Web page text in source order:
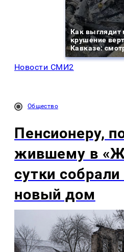
Как выглядит
крушение
Кавказе:
Новости СМИ2
Общество
Пенсионеру,
жившему в
сутки
новый дом